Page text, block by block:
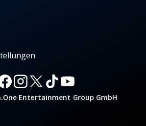
Entertainment Group GmbH